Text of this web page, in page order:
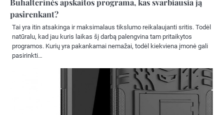
Buhalterinės apskaitos programa, kas svarbiausia ją
pasirenkant?
Tai yra itin atsakinga ir maksimalaus tikslumo reikalaujanti sritis. Todėl
natūralu, kad jau kuris laikas šį darbą palengvina tam pritaikytos
programos. Kurių yra pakankamai nemažai, todėl kiekviena įmonė gali
pasirinkti…